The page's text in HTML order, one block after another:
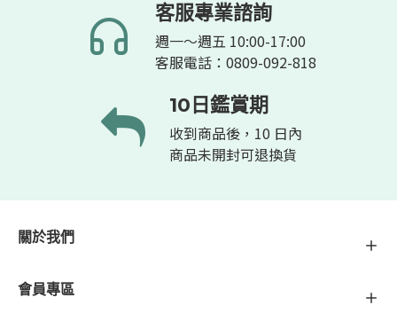
客服專業諮詢
週一～週五 10:00-17:00
客服電話：0809-092-818
10日鑑賞期
收到商品後，10 日內
商品未開封可退換貨
關於我們
會員專區